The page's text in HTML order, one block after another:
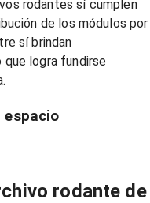
rodantes sí cumplen
de los módulos por
sí brindan
logra fundirse
espacio
rodante de